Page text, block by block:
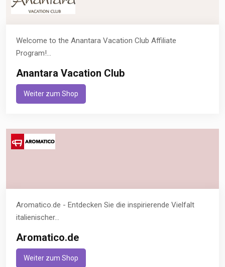
Welcome to the Anantara Vacation Club Affiliate
Program!...
Anantara Vacation Club
Weiter zum Shop
Aromatico.de - Entdecken Sie die inspirierende Vielfalt
italienischer...
Aromatico.de
Weiter zum Shop